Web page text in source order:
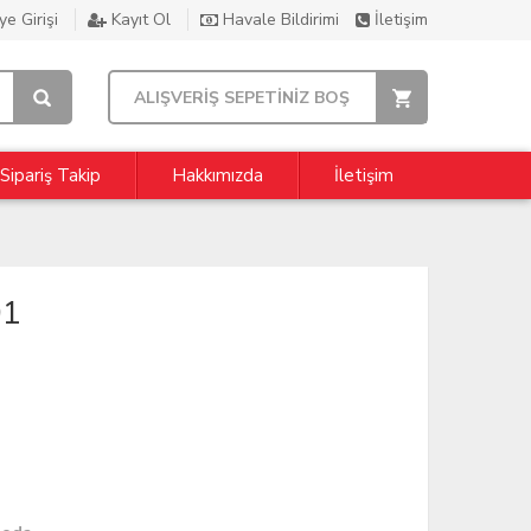
Girişi Kayıt Ol Havale Bildirimi İletişim
ALIŞVERİŞ SEPETİNİZ BOŞ
Sipariş Takip Hakkımızda İletişim